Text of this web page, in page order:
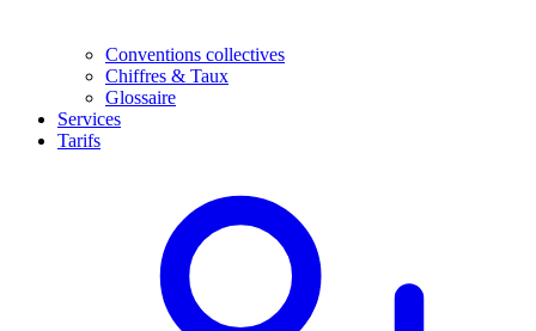
Conventions collectives
Chiffres & Taux
Glossaire
Services
Tarifs